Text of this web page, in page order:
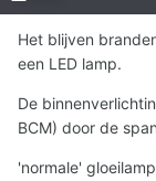
Het blijven
een LED lamp.
De
BCM) door de
'normale'